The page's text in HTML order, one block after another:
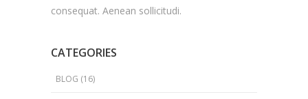
consequat. Aenean sollicitudi.
CATEGORIES
BLOG (16)